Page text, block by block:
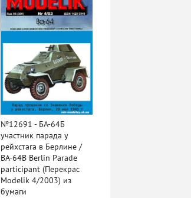
№12691 - БА-64Б
участник парада у
рейхстага в Берлине /
BA-64B Berlin Parade
participant (Перекрас
Modelik 4/2003) из
бумаги